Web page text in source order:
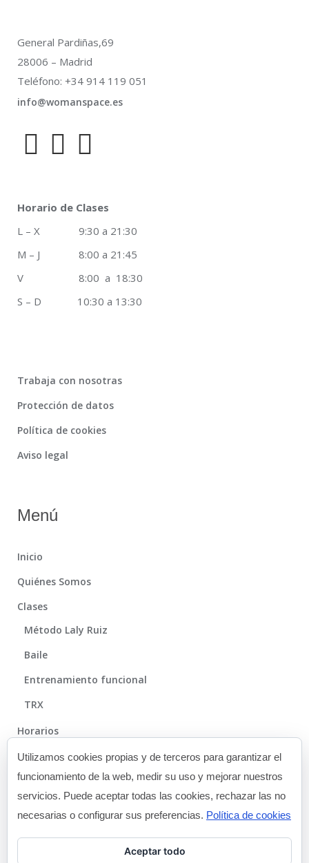
General Pardiñas,69
28006 – Madrid
Teléfono: +34 914 119 051
info@womanspace.es
Horario de Clases
L – X 9:30 a 21:30
M – J 8:00 a 21:45
V 8:00 a 18:30
S – D 10:30 a 13:30
Trabaja con nosotras
Protección de datos
Política de cookies
Aviso legal
Menú
Inicio
Quiénes Somos
Clases
Método Laly Ruiz
Baile
Entrenamiento funcional
TRX
Horarios
Método
Galería
Utilizamos cookies propias y de terceros para garantizar el
funcionamiento de la web, medir su uso y mejorar nuestros
servicios. Puede aceptar todas las cookies, rechazar las no
necesarias o configurar sus preferencias. Política de cookies
Aceptar todo